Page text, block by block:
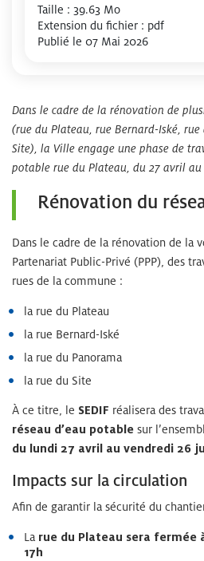
Taille : 39.63 Mo
Extension du fichier : pdf
Publié le 07 Mai 2026
Dans le cadre de la rénovation de
(rue du Plateau, rue Bernard-Iské,
Site), la Ville engage une phase de
potable rue du Plateau, du 27 avril au
Rénovation du
Dans le cadre de la rénovation de la
Partenariat Public-Privé (PPP), des
rues de la commune :
la rue du Plateau
la rue Bernard-Iské
la rue du Panorama
la rue du Site
À ce titre, le SEDIF réalisera des
réseau d’eau potable sur
du lundi 27 avril au vendredi 26
Impacts sur la circulation
Afin de garantir la sécurité du
La rue du Plateau sera fermée
17h